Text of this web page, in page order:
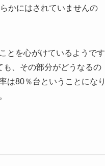
かにはされていませんの
とを心がけているようです
も、その部分がどうなるの
は80％台ということになり